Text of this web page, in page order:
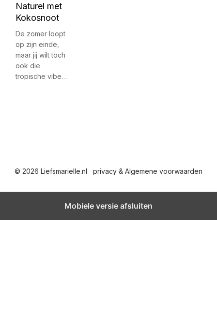
Naturel met
Kokosnoot
De zomer loopt
op zijn einde,
maar jij wilt toch
ook die
tropische vibe…
© 2026 Liefsmarielle.nl privacy & Algemene voorwaarden
Mobiele versie afsluiten